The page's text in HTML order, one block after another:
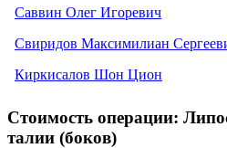
Саввин Олег Игоревич
Свиридов Максимилиан
Киркисалов Шон Цион
Стоимость операции:
талии (боков)